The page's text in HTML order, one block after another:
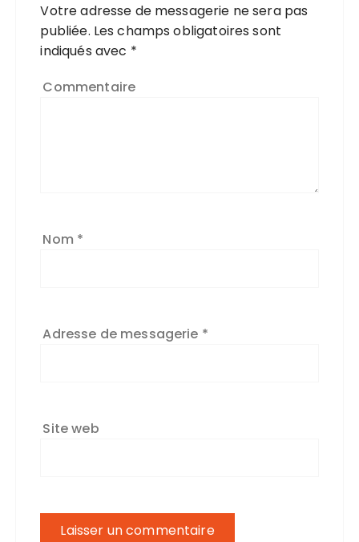
Votre adresse de messagerie ne sera pas
publiée. Les champs obligatoires sont
indiqués avec *
Commentaire
Nom *
Adresse de messagerie *
Site web